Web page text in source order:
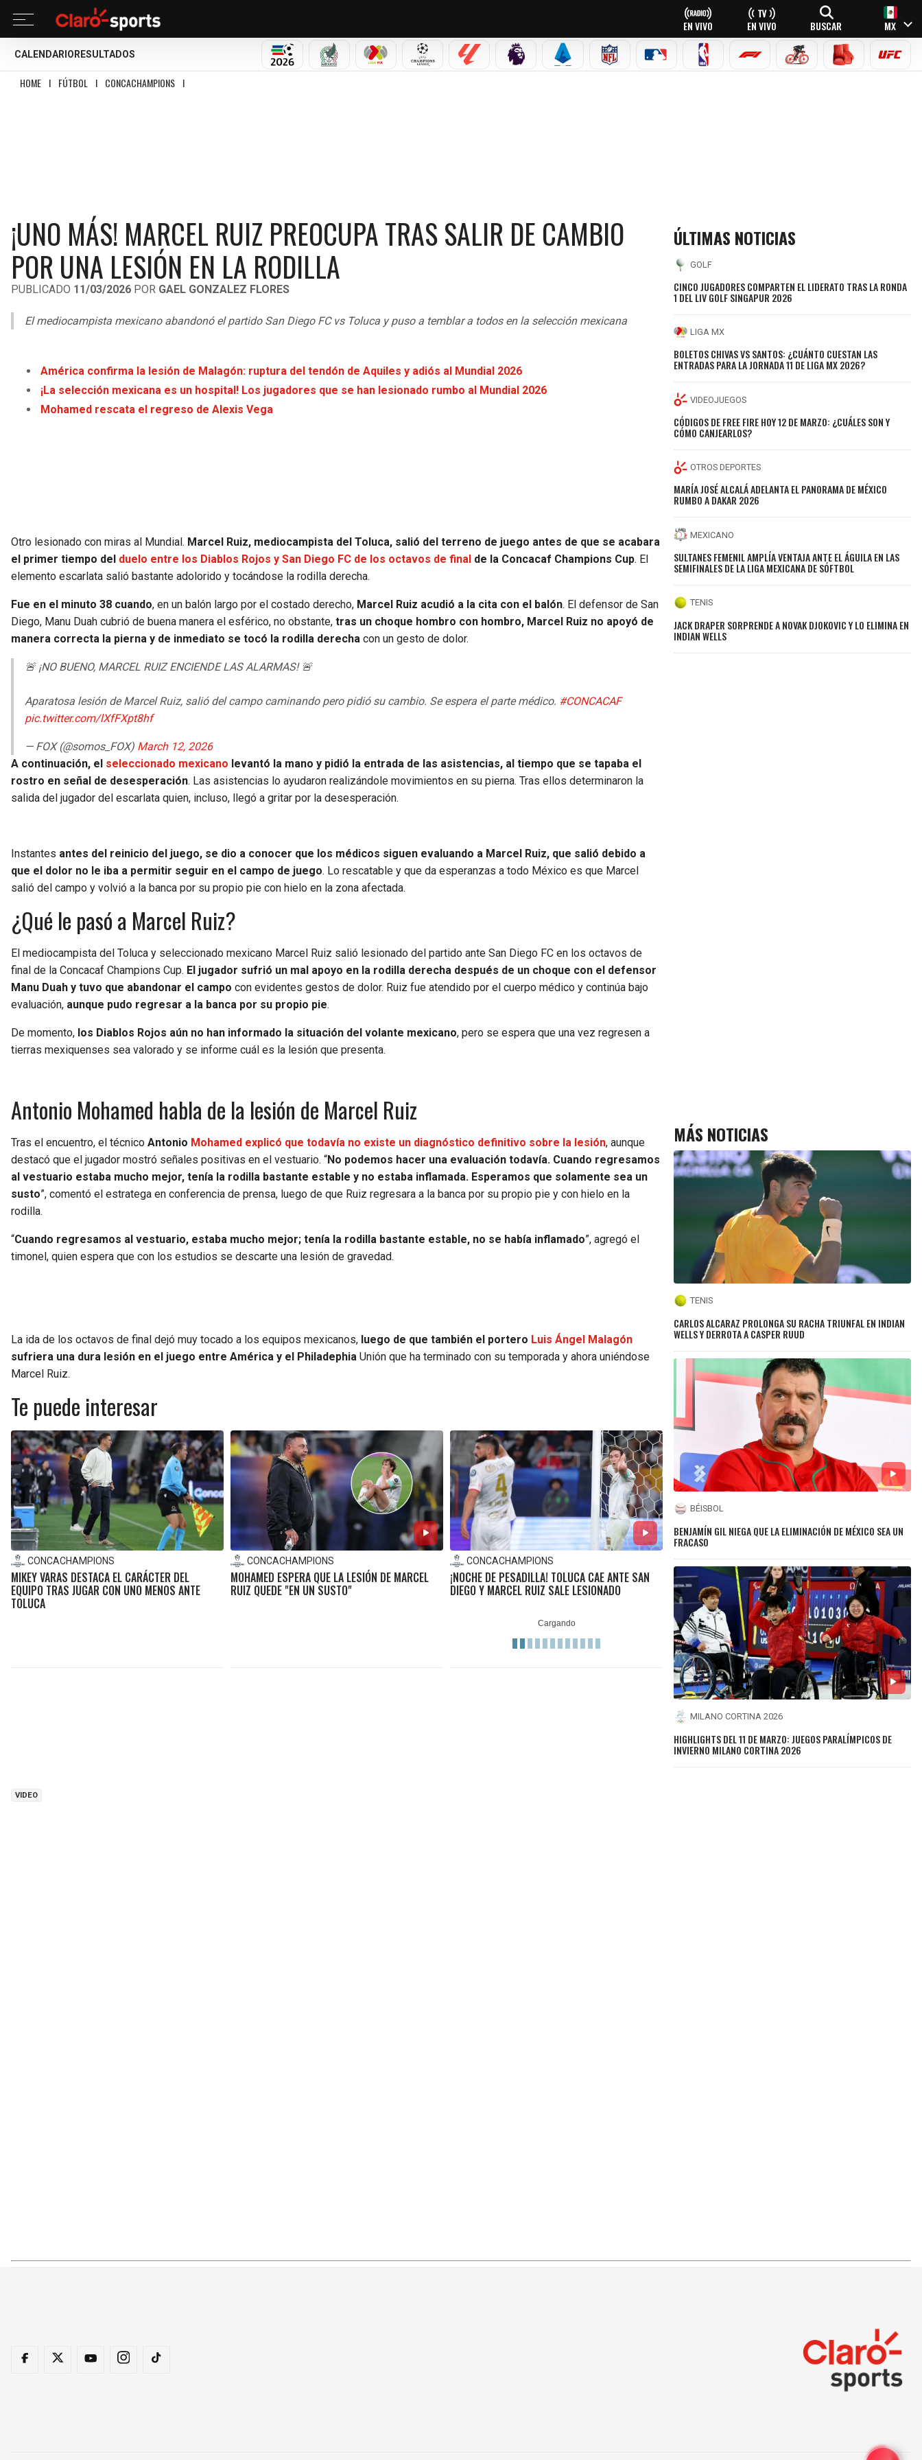
EN VIVO EN VIVO BUSCAR MX
CALENDARIO RESULTADOS
MUNDIAL 2026SELECCIÓN MEXICANA
LIGA MX CHAMPIONS LEAGUE
LALIGA PREMIER LEAGUE
SERIE A NFL MLB NBA FÓRMULA 1CICLISMOBOXEO UFC
HOME I FÚTBOL I CONCACHAMPIONS I
¡UNO MÁS! MARCEL RUIZ PREOCUPA TRAS SALIR DE CAMBIO
POR UNA LESIÓN EN LA RODILLA
PUBLICADO 11/03/2026 POR GAEL GONZALEZ FLORES
El mediocampista mexicano abandonó el partido San Diego FC vs Toluca y puso a temblar a todos en la selección mexicana
América confirma la lesión de Malagón: ruptura del tendón de Aquiles y adiós al Mundial 2026
¡La selección mexicana es un hospital! Los jugadores que se han lesionado rumbo al Mundial 2026
Mohamed rescata el regreso de Alexis Vega
Otro lesionado con miras al Mundial. Marcel Ruiz, mediocampista del Toluca, salió del terreno de juego antes de que se acabara
el primer tiempo del duelo entre los Diablos Rojos y San Diego FC de los octavos de final de la Concacaf Champions Cup. El
elemento escarlata salió bastante adolorido y tocándose la rodilla derecha.
Fue en el minuto 38 cuando, en un balón largo por el costado derecho, Marcel Ruiz acudió a la cita con el balón. El defensor de San
Diego, Manu Duah cubrió de buena manera el esférico, no obstante, tras un choque hombro con hombro, Marcel Ruiz no apoyó de
manera correcta la pierna y de inmediato se tocó la rodilla derecha con un gesto de dolor.
🚨 ¡NO BUENO, MARCEL RUIZ ENCIENDE LAS ALARMAS! 🚨
Aparatosa lesión de Marcel Ruiz, salió del campo caminando pero pidió su cambio. Se espera el parte médico. #CONCACAF
pic.twitter.com/lXfFXpt8hf
— FOX (@somos_FOX) March 12, 2026
A continuación, el seleccionado mexicano levantó la mano y pidió la entrada de las asistencias, al tiempo que se tapaba el
rostro en señal de desesperación. Las asistencias lo ayudaron realizándole movimientos en su pierna. Tras ellos determinaron la
salida del jugador del escarlata quien, incluso, llegó a gritar por la desesperación.
Instantes antes del reinicio del juego, se dio a conocer que los médicos siguen evaluando a Marcel Ruiz, que salió debido a
que el dolor no le iba a permitir seguir en el campo de juego. Lo rescatable y que da esperanzas a todo México es que Marcel
salió del campo y volvió a la banca por su propio pie con hielo en la zona afectada.
¿Qué le pasó a Marcel Ruiz?
El mediocampista del Toluca y seleccionado mexicano Marcel Ruiz salió lesionado del partido ante San Diego FC en los octavos de
final de la Concacaf Champions Cup. El jugador sufrió un mal apoyo en la rodilla derecha después de un choque con el defensor
Manu Duah y tuvo que abandonar el campo con evidentes gestos de dolor. Ruiz fue atendido por el cuerpo médico y continúa bajo
evaluación, aunque pudo regresar a la banca por su propio pie.
De momento, los Diablos Rojos aún no han informado la situación del volante mexicano, pero se espera que una vez regresen a
tierras mexiquenses sea valorado y se informe cuál es la lesión que presenta.
Antonio Mohamed habla de la lesión de Marcel Ruiz
Tras el encuentro, el técnico Antonio Mohamed explicó que todavía no existe un diagnóstico definitivo sobre la lesión, aunque
destacó que el jugador mostró señales positivas en el vestuario. “No podemos hacer una evaluación todavía. Cuando regresamos
al vestuario estaba mucho mejor, tenía la rodilla bastante estable y no estaba inflamada. Esperamos que solamente sea un
susto”, comentó el estratega en conferencia de prensa, luego de que Ruiz regresara a la banca por su propio pie y con hielo en la
rodilla.
“Cuando regresamos al vestuario, estaba mucho mejor; tenía la rodilla bastante estable, no se había inflamado”, agregó el
timonel, quien espera que con los estudios se descarte una lesión de gravedad.
La ida de los octavos de final dejó muy tocado a los equipos mexicanos, luego de que también el portero Luis Ángel Malagón
sufriera una dura lesión en el juego entre América y el Philadephia Unión que ha terminado con su temporada y ahora uniéndose
Marcel Ruiz.
Te puede interesar
CONCACHAMPIONS
MIKEY VARAS DESTACA EL CARÁCTER DEL
EQUIPO TRAS JUGAR CON UNO MENOS ANTE
TOLUCA
CONCACHAMPIONS
MOHAMED ESPERA QUE LA LESIÓN DE MARCEL
RUIZ QUEDE "EN UN SUSTO"
CONCACHAMPIONS
¡NOCHE DE PESADILLA! TOLUCA CAE ANTE SAN
DIEGO Y MARCEL RUIZ SALE LESIONADO
VIDEO
ÚLTIMAS NOTICIAS
GOLF
CINCO JUGADORES COMPARTEN EL LIDERATO TRAS LA RONDA
1 DEL LIV GOLF SINGAPUR 2026
LIGA MX
BOLETOS CHIVAS VS SANTOS: ¿CUÁNTO CUESTAN LAS
ENTRADAS PARA LA JORNADA 11 DE LIGA MX 2026?
VIDEOJUEGOS
CÓDIGOS DE FREE FIRE HOY 12 DE MARZO: ¿CUÁLES SON Y
CÓMO CANJEARLOS?
OTROS DEPORTES
MARÍA JOSÉ ALCALÁ ADELANTA EL PANORAMA DE MÉXICO
RUMBO A DAKAR 2026
MEXICANO
SULTANES FEMENIL AMPLÍA VENTAJA ANTE EL ÁGUILA EN LAS
SEMIFINALES DE LA LIGA MEXICANA DE SÓFTBOL
TENIS
JACK DRAPER SORPRENDE A NOVAK DJOKOVIC Y LO ELIMINA EN
INDIAN WELLS
MÁS NOTICIAS
TENIS
CARLOS ALCARAZ PROLONGA SU RACHA TRIUNFAL EN INDIAN
WELLS Y DERROTA A CASPER RUUD
BÉISBOL
BENJAMÍN GIL NIEGA QUE LA ELIMINACIÓN DE MÉXICO SEA UN
FRACASO
MILANO CORTINA 2026
HIGHLIGHTS DEL 11 DE MARZO: JUEGOS PARALÍMPICOS DE
INVIERNO MILANO CORTINA 2026